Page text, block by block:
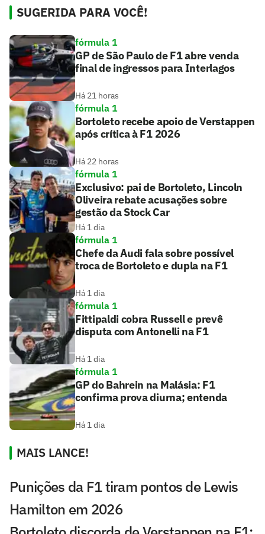
SUGERIDA PARA VOCÊ!
fórmula 1
GP de São Paulo de F1 abre venda
final de ingressos para Interlagos
Há 21 horas
fórmula 1
Bortoleto recebe apoio de Verstappen
após crítica à F1 2026
Há 22 horas
fórmula 1
Exclusivo: pai de Bortoleto, Lincoln
Oliveira rebate acusações sobre
gestão da Stock Car
Há 1 dia
fórmula 1
Chefe da Audi fala sobre possível
troca de Bortoleto e dupla na F1
Há 1 dia
fórmula 1
Fittipaldi cobra Russell e prevê
disputa com Antonelli na F1
Há 1 dia
fórmula 1
GP do Bahrein na Malásia: F1
confirma prova diurna; entenda
Há 1 dia
MAIS LANCE!
Punições da F1 tiram pontos de Lewis
Hamilton em 2026